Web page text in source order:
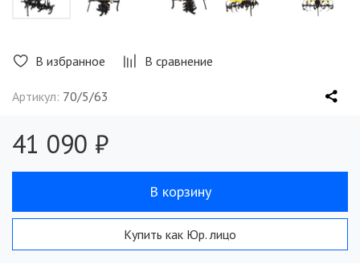
В избранное В сравнение
Артикул: 70/5/63
41 090 ₽
В корзину
Купить как Юр. лицо